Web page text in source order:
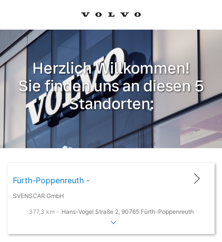
Herzlich Willkommen!
Sie finden uns an diesen 5
Standorten:
Fürth-Poppenreuth -
SVENSCAR GmbH
377,3 km - Hans-Vogel Straße 2, 90765 Fürth-Poppenreuth